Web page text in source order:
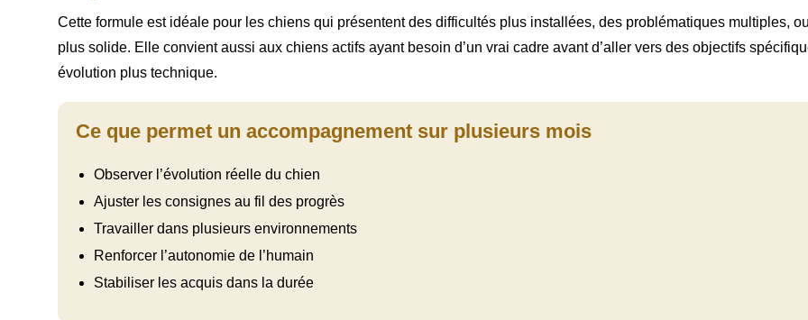
Cette formule est idéale pour les chiens qui présentent des difficultés plus installées, des problématiques multiples,
plus solide. Elle convient aussi aux chiens actifs ayant besoin d’un vrai cadre avant d’aller vers des objectifs
évolution plus technique.
Ce que permet un accompagnement sur plusieurs mois
Observer l’évolution réelle du chien
Ajuster les consignes au fil des progrès
Travailler dans plusieurs environnements
Renforcer l’autonomie de l’humain
Stabiliser les acquis dans la durée